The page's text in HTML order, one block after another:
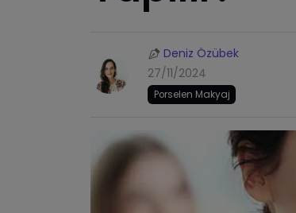
Deniz Özübek
27/11/2024
Porselen Makyaj